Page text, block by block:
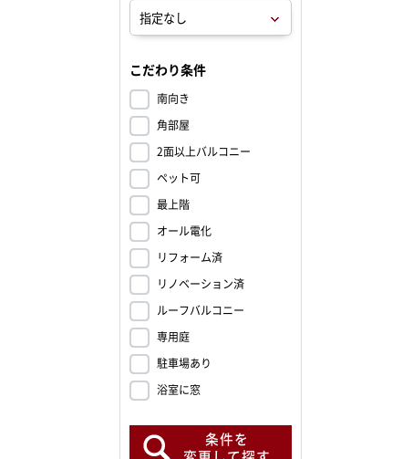
こだわり条件
南向き
角部屋
2面以上バルコニー
ペット可
最上階
オール電化
リフォーム済
リノベーション済
ルーフバルコニー
専用庭
駐車場あり
浴室に窓
条件を